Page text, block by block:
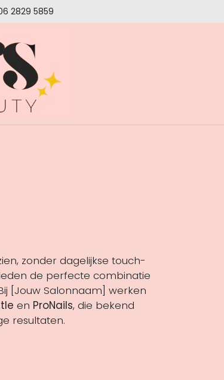
2829 5859
zonder dagelijkse touch-
de perfecte combinatie
[Jouw Salonnaam] werken
en ProNails, die bekend
resultaten.